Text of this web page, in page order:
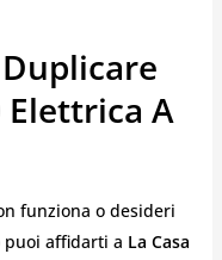
Elettrica A
funziona o desideri
puoi affidarti a La Casa